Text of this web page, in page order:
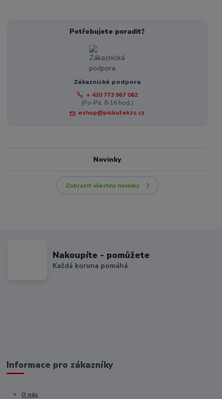
Potřebujete poradit?
Zákaznická podpora
+ 420 773 967 062
(Po-Pá, 8-16 hod.)
eshop@piskutekzs.cz
Novinky
Zobrazit všechny novinky
Nakoupíte - pomůžete
Každá koruna pomáhá
Informace pro zákazníky
O nás